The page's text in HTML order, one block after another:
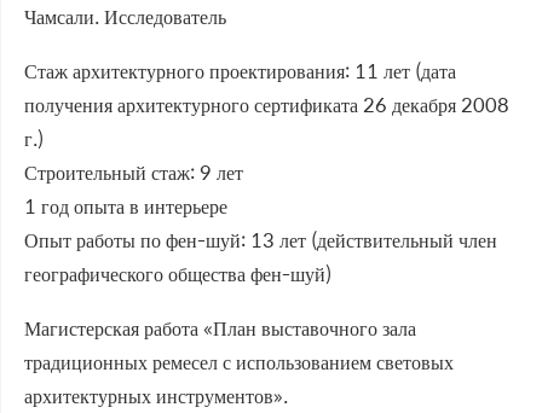
Чамсали. Исследователь
Стаж архитектурного проектирования: 11 лет (дата
получения архитектурного сертификата 26 декабря 2008
г.)
Строительный стаж: 9 лет
1 год опыта в интерьере
Опыт работы по фен-шуй: 13 лет (действительный член
географического общества фен-шуй)
Магистерская работа «План выставочного зала
традиционных ремесел с использованием световых
архитектурных инструментов».